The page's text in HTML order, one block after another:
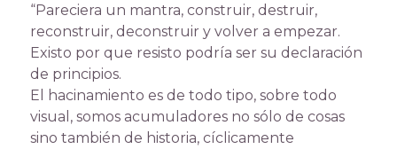
“Pareciera un mantra, construir, destruir,
reconstruir, deconstruir y volver a empezar.
Existo por que resisto podría ser su declaración
de principios.
El hacinamiento es de todo tipo, sobre todo
visual, somos acumuladores no sólo de cosas
sino también de historia, cíclicamente